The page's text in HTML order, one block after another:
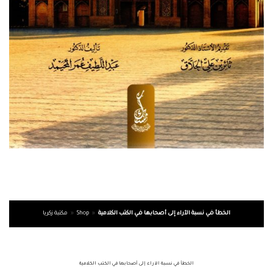
مكتبة زكريا » Shop » الخطأ في نسبة الآراء إلى أصحابها في الكتب الكلامية
الخطأ في نسبة الآراء إلى أصحابها في الكتب الكلامية